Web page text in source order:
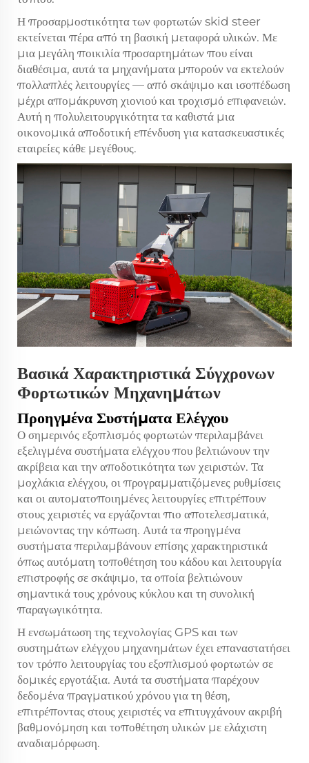
Η προσαρμοστικότητα των φορτωτών skid steer
εκτείνεται πέρα από τη βασική μεταφορά υλικών. Με
μια μεγάλη ποικιλία προσαρτημάτων που είναι
διαθέσιμα, αυτά τα μηχανήματα μπορούν να εκτελούν
πολλαπλές λειτουργίες — από σκάψιμο και ισοπέδωση
μέχρι απομάκρυνση χιονιού και τροχισμό επιφανειών.
Αυτή η πολυλειτουργικότητα τα καθιστά μια
οικονομικά αποδοτική επένδυση για κατασκευαστικές
εταιρείες κάθε μεγέθους.
Βασικά Χαρακτηριστικά Σύγχρονων
Φορτωτικών Μηχανημάτων
Προηγμένα Συστήματα Ελέγχου
Ο σημερινός εξοπλισμός φορτωτών περιλαμβάνει
εξελιγμένα συστήματα ελέγχου που βελτιώνουν την
ακρίβεια και την αποδοτικότητα των χειριστών. Τα
μοχλάκια ελέγχου, οι προγραμματιζόμενες ρυθμίσεις
και οι αυτοματοποιημένες λειτουργίες επιτρέπουν
στους χειριστές να εργάζονται πιο αποτελεσματικά,
μειώνοντας την κόπωση. Αυτά τα προηγμένα
συστήματα περιλαμβάνουν επίσης χαρακτηριστικά
όπως αυτόματη τοποθέτηση του κάδου και λειτουργία
επιστροφής σε σκάψιμο, τα οποία βελτιώνουν
σημαντικά τους χρόνους κύκλου και τη συνολική
παραγωγικότητα.
Η ενσωμάτωση της τεχνολογίας GPS και των
συστημάτων ελέγχου μηχανημάτων έχει επαναστατήσει
τον τρόπο λειτουργίας του εξοπλισμού φορτωτών σε
δομικές εργοτάξια. Αυτά τα συστήματα παρέχουν
δεδομένα πραγματικού χρόνου για τη θέση,
επιτρέποντας στους χειριστές να επιτυγχάνουν ακριβή
βαθμονόμηση και τοποθέτηση υλικών με ελάχιστη
αναδιαμόρφωση.